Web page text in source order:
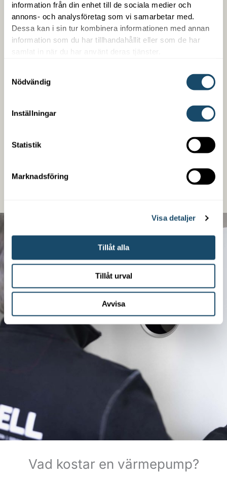
information från din enhet till de sociala medier och
annons- och analysföretag som vi samarbetar med.
Dessa kan i sin tur kombinera informationen med annan
information som du har tillhandahållit eller som de har
samlat in när du har använt deras tjänster.
Nödvändig
Inställningar
Statistik
Marknadsföring
Visa detaljer
Tillåt alla
Tillåt urval
Avvisa
3. Offert
Du får en offert från Enwell
experter till hands för att svara på dina frågor och
Din framtidssäkrade värmepump installeras av en
av våra installatörer – redo att börja spara både
Vad kostar en värmepump?